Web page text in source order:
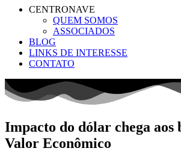
CENTRONAVE
QUEM SOMOS
ASSOCIADOS
BLOG
LINKS DE INTERESSE
CONTATO
Impacto do dólar chega aos
Valor Econômico